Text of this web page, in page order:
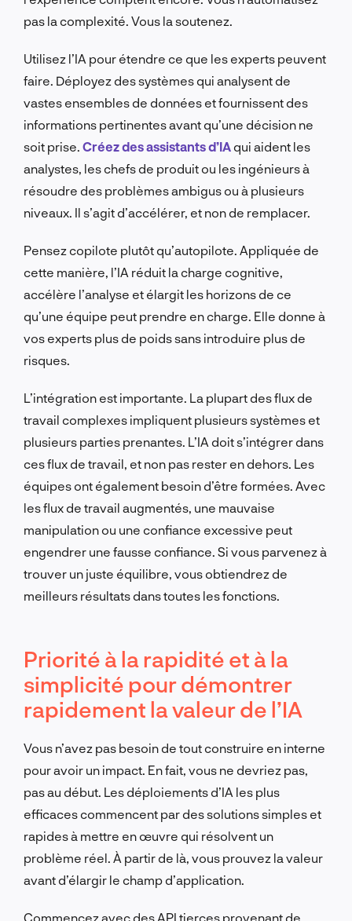
pas la complexité. Vous la soutenez.
Utilisez l’IA pour étendre ce que les experts peuvent
faire. Déployez des systèmes qui analysent de
vastes ensembles de données et fournissent des
informations pertinentes avant qu’une décision ne
soit prise. Créez des assistants d’IA qui aident les
analystes, les chefs de produit ou les ingénieurs à
résoudre des problèmes ambigus ou à plusieurs
niveaux. Il s’agit d’accélérer, et non de remplacer.
Pensez copilote plutôt qu’autopilote. Appliquée de
cette manière, l’IA réduit la charge cognitive,
accélère l’analyse et élargit les horizons de ce
qu’une équipe peut prendre en charge. Elle donne à
vos experts plus de poids sans introduire plus de
risques.
L’intégration est importante. La plupart des flux de
travail complexes impliquent plusieurs systèmes et
plusieurs parties prenantes. L’IA doit s’intégrer dans
ces flux de travail, et non pas rester en dehors. Les
équipes ont également besoin d’être formées. Avec
les flux de travail augmentés, une mauvaise
manipulation ou une confiance excessive peut
engendrer une fausse confiance. Si vous parvenez à
trouver un juste équilibre, vous obtiendrez de
meilleurs résultats dans toutes les fonctions.
Priorité à la rapidité et à la
simplicité pour démontrer
rapidement la valeur de l’IA
Vous n’avez pas besoin de tout construire en interne
pour avoir un impact. En fait, vous ne devriez pas,
pas au début. Les déploiements d’IA les plus
efficaces commencent par des solutions simples et
rapides à mettre en œuvre qui résolvent un
problème réel. À partir de là, vous prouvez la valeur
avant d’élargir le champ d’application.
Commencez avec des API tierces provenant de